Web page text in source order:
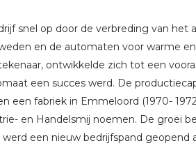
snel op door de verbreding van het
en de automaten voor warme
ontwikkelde zich tot een
een succes werd. De
een fabriek in Emmeloord (1970-
en Handelsmij noemen. De groei
een nieuw bedrijfspand geopend